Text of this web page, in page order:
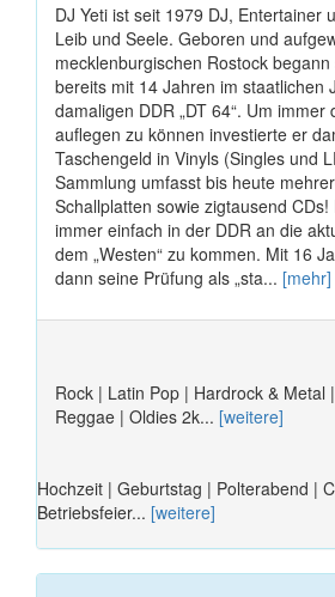
DJ Yeti ist seit 1979 DJ, Entertainer
Leib und Seele. Geboren und
mecklenburgischen Rostock
bereits mit 14 Jahren im staatlichen
damaligen DDR „DT 64“. Um immer
auflegen zu können investierte er
Taschengeld in Vinyls (Singles und
Sammlung umfasst bis heute
Schallplatten sowie zigtausend
immer einfach in der DDR an die
dem „Westen“ zu kommen. Mit 16
dann seine Prüfung als „sta... [mehr]
Rock | Latin Pop | Hardrock & Metal
Reggae | Oldies 2k... [weitere]
Hochzeit | Geburtstag | Polterabend |
Betriebsfeier... [weitere]